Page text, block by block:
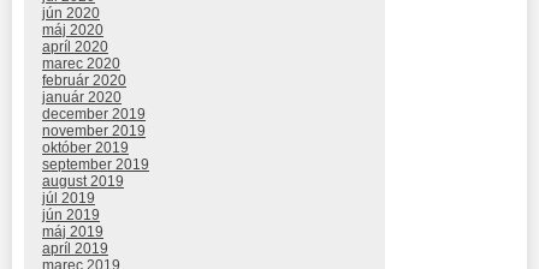
jún 2020
máj 2020
apríl 2020
marec 2020
február 2020
január 2020
december 2019
november 2019
október 2019
september 2019
august 2019
júl 2019
jún 2019
máj 2019
apríl 2019
marec 2019